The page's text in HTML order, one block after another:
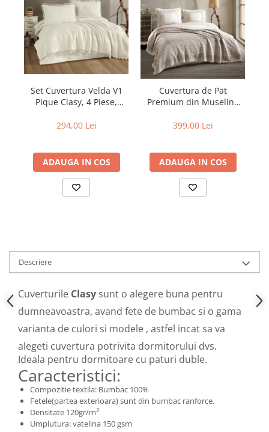
Set Cuvertura Velda V1
Pique Clasy, 4 Piese,
Ciucuri
294,00 Lei
ADAUGA IN COS
Cuvertura de Pat
Premium din Muselina
399,00 Lei
ADAUGA IN COS
Descriere
Cuverturile Clasy sunt o alegere buna pentru
dumneavoastra, avand fete de bumbac si o gama
varianta de culori si modele , astfel incat sa va
alegeti cuvertura potrivita dormitorului dvs.
Ideala pentru dormitoare cu paturi duble.
Caracteristici:
Compozitie textila: Bumbac 100%
Fetele(partea exterioara) sunt din bumbac ranforce.
Densitate 120gr/m2
Umplutura: vatelina 150 gsm